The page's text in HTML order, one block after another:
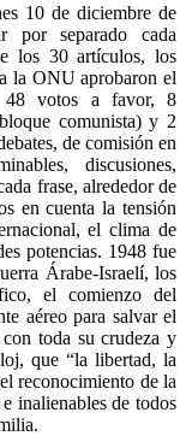
10 de diciembre de
por separado cada
los 30 artículos, los
la ONU aprobaron el
48 votos a favor, 8
comunista) y 2
de comisión en
discusiones,
frase, alrededor de
en cuenta la tensión
el clima de
potencias. 1948 fue
Árabe-Israelí, los
el comienzo del
aéreo para salvar el
toda su crudeza y
que “la libertad, la
reconocimiento de la
inalienables de todos